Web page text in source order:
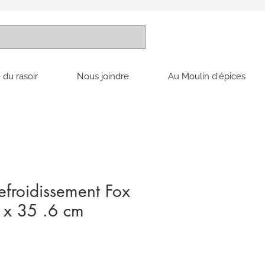
rasoir Nous joindre Au Moulin d'épices
Fox
x 35 .6 cm